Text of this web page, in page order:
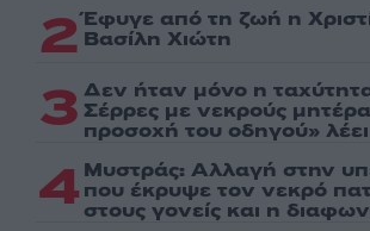
2 Έφυγε από τη ζωή η
Βασίλη Χιώτη
3 Δεν ήταν μόνο η
Σέρρες με νεκρούς
προσοχή του οδηγού»
4 Μυστράς: Αλλαγή στην
που έκρυψε τον νεκρό
στους γονείς και η